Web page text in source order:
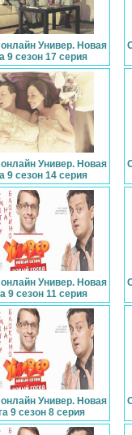
Универ. Новая
9 сезон 17 серия
Универ. Новая
9 сезон 14 серия
Универ. Новая
9 сезон 11 серия
Универ. Новая
9 сезон 8 серия